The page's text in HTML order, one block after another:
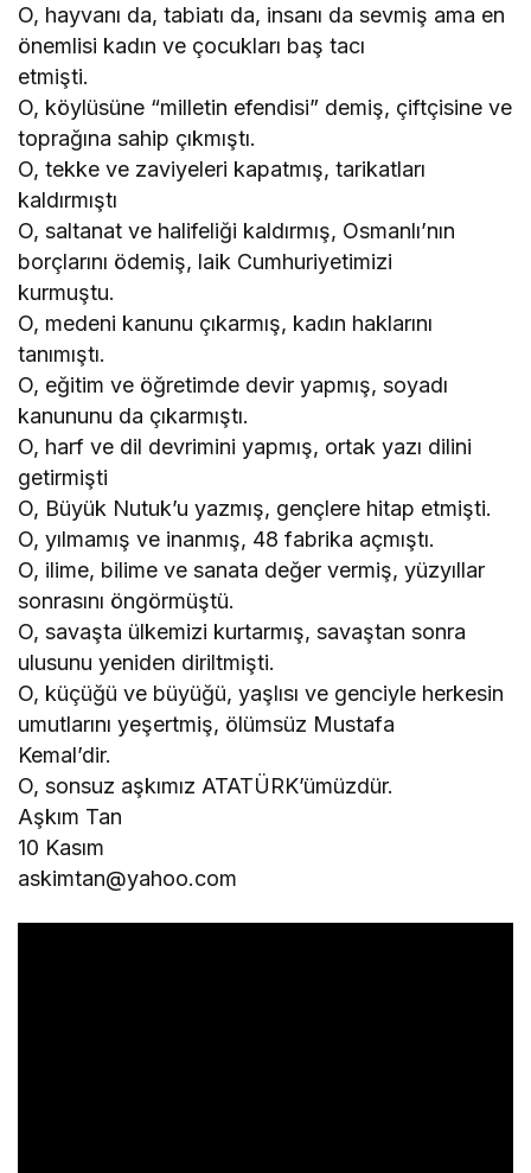
O, hayvanı da, tabiatı da, insanı da sevmiş ama en
önemlisi kadın ve çocukları baş tacı
etmişti.
O, köylüsüne “milletin efendisi” demiş, çiftçisine ve
toprağına sahip çıkmıştı.
O, tekke ve zaviyeleri kapatmış, tarikatları
kaldırmıştı
O, saltanat ve halifeliği kaldırmış, Osmanlı’nın
borçlarını ödemiş, laik Cumhuriyetimizi
kurmuştu.
O, medeni kanunu çıkarmış, kadın haklarını
tanımıştı.
O, eğitim ve öğretimde devir yapmış, soyadı
kanununu da çıkarmıştı.
O, harf ve dil devrimini yapmış, ortak yazı dilini
getirmişti
O, Büyük Nutuk’u yazmış, gençlere hitap etmişti.
O, yılmamış ve inanmış, 48 fabrika açmıştı.
O, ilime, bilime ve sanata değer vermiş, yüzyıllar
sonrasını öngörmüştü.
O, savaşta ülkemizi kurtarmış, savaştan sonra
ulusunu yeniden diriltmişti.
O, küçüğü ve büyüğü, yaşlısı ve genciyle herkesin
umutlarını yeşertmiş, ölümsüz Mustafa
Kemal’dir.
O, sonsuz aşkımız ATATÜRK’ümüzdür.
Aşkım Tan
10 Kasım
askimtan@yahoo.com